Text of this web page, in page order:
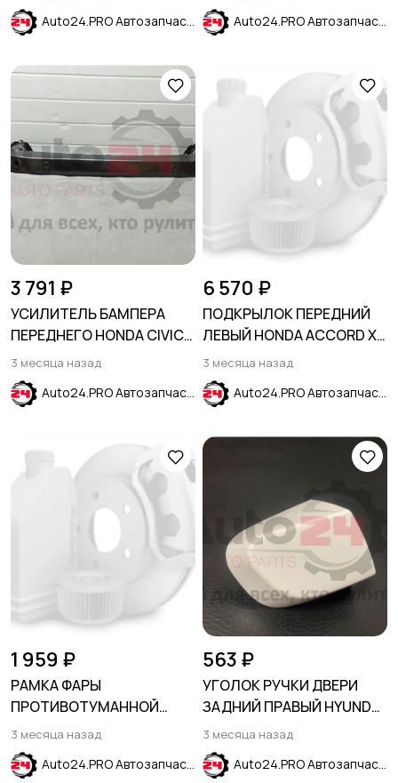
Auto24.PRO Автозапчасти Auto24.PRO Автозапчасти
3 791 ₽
УСИЛИТЕЛЬ БАМПЕРА
ПЕРЕДНЕГО HONDA CIVIC
2005-2012 SDN
3 месяца назад
Auto24.PRO Автозапчасти
6 570 ₽
ПОДКРЫЛОК ПЕРЕДНИЙ
ЛЕВЫЙ HONDA ACCORD XI
2022-
3 месяца назад
Auto24.PRO Автозапчасти
1 959 ₽
РАМКА ФАРЫ
ПРОТИВОТУМАННОЙ
ЛЕВАЯ FORD EXPLORER
2015-2019
3 месяца назад
Auto24.PRO Автозапчасти
563 ₽
УГОЛОК РУЧКИ ДВЕРИ
ЗАДНИЙ ПРАВЫЙ HYUNDAI
CRETA 2016-2021
3 месяца назад
Auto24.PRO Автозапчасти